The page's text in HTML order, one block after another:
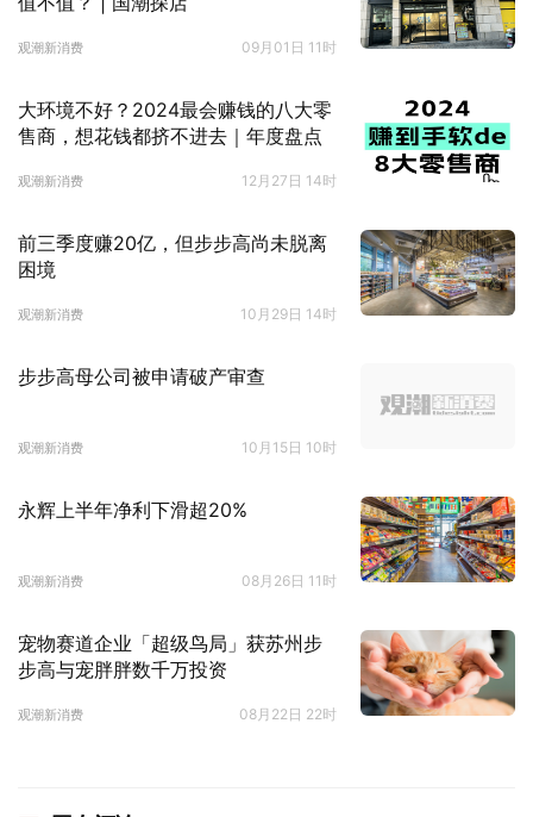
观潮新消费 09月01日 11时
大环境不好？2024最会赚钱的八大零
售商，想花钱都挤不进去｜年度盘点
观潮新消费 12月27日 14时
前三季度赚20亿，但步步高尚未脱离
困境
观潮新消费 10月29日 14时
步步高母公司被申请破产审查
观潮新消费 10月15日 10时
永辉上半年净利下滑超20%
观潮新消费 08月26日 11时
宠物赛道企业「超级鸟局」获苏州步
步高与宠胖胖数千万投资
观潮新消费 08月22日 22时